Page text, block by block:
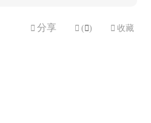
 分享  ( )  收藏